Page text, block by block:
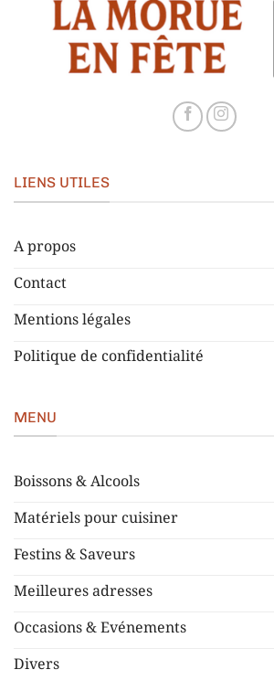
LIENS UTILES
A propos
Contact
Mentions légales
Politique de confidentialité
MENU
Boissons & Alcools
Matériels pour cuisiner
Festins & Saveurs
Meilleures adresses
Occasions & Evénements
Divers